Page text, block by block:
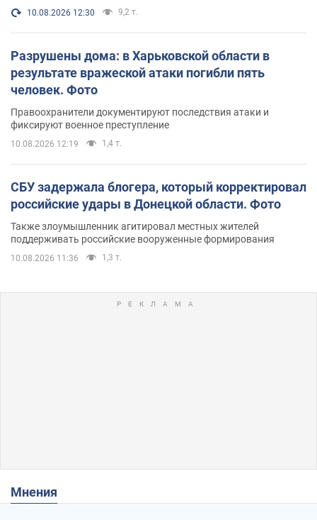
10.08.2026 12:30 9,2 т.
Разрушены дома: в Харьковской области в
результате вражеской атаки погибли пять
человек. Фото
Правоохранители документируют последствия атаки и
фиксируют военное преступление
10.08.2026 12:19 1,4 т.
СБУ задержала блогера, который корректировал
российские удары в Донецкой области. Фото
Также злоумышленник агитировал местных жителей
поддерживать российские вооруженные формирования
10.08.2026 11:36 1,3 т.
Мнения